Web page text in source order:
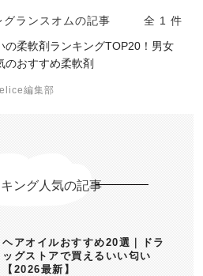
ランスオムの記事
全 1 件
の柔軟剤ランキングTOP20！男女
のおすすめ柔軟剤
編集部
ング人気の記事
ヘアオイルおすすめ20選｜ドラ
ッグストアで買えるいい匂い
【2026最新】